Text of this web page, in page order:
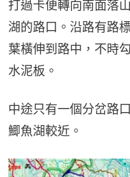
打過卡便轉向南面落
湖的路口。沿路有路
葉橫伸到路中，不時
水泥板。
中途只有一個分岔路
鯽魚湖較近。